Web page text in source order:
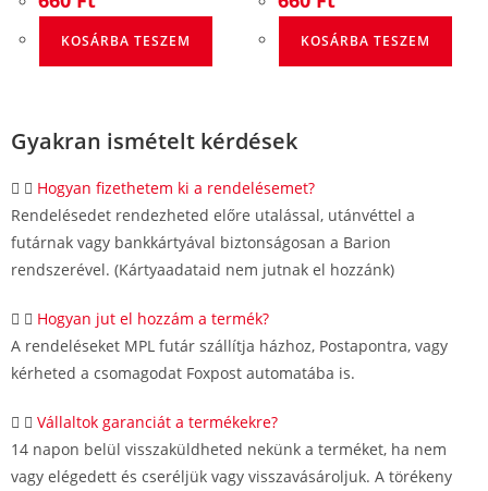
KOSÁRBA TESZEM KOSÁRBA TESZEM
Gyakran ismételt kérdések
Hogyan fizethetem ki a rendelésemet?
Rendelésedet rendezheted előre utalással, utánvéttel a
futárnak vagy bankkártyával biztonságosan a Barion
rendszerével. (Kártyaadataid nem jutnak el hozzánk)
Hogyan jut el hozzám a termék?
A rendeléseket MPL futár szállítja házhoz, Postapontra, vagy
kérheted a csomagodat Foxpost automatába is.
Vállaltok garanciát a termékekre?
14 napon belül visszaküldheted nekünk a terméket, ha nem
vagy elégedett és cseréljük vagy visszavásároljuk. A törékeny